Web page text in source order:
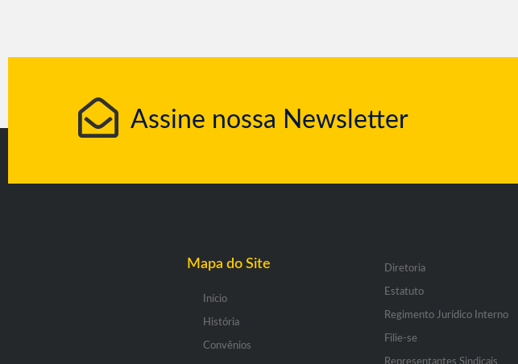
Assine nossa Newsletter
Mapa do Site
Início
História
Convênios
Diretoria
Estatuto
Regimento Jurídico Interno
Filie-se